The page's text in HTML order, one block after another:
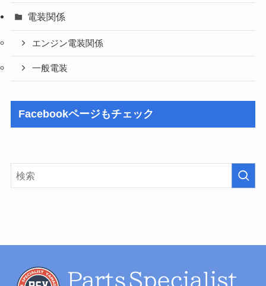
電装関係
エンジン電装関係
一般電装
Facebookページもチェック